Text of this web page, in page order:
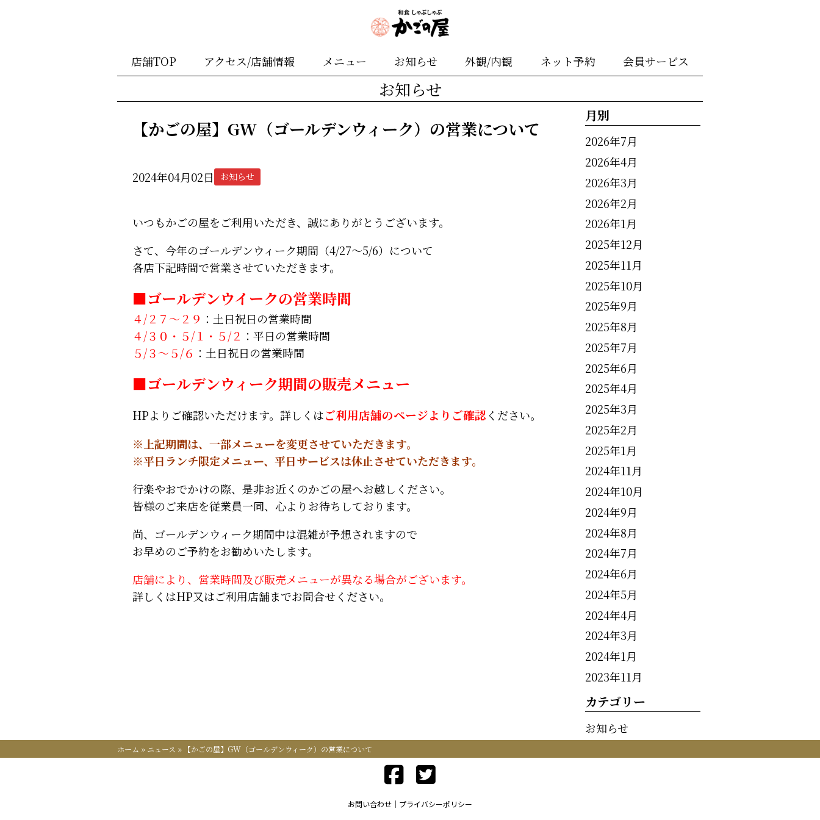
店舗TOP アクセス/店舗情報 メニュー お知らせ 外観/内観 ネット予約 会員サービス
お知らせ
【かごの屋】GW（ゴールデンウィーク）の営業について
2024年04月02日 お知らせ
いつもかごの屋をご利用いただき、誠にありがとうございます。
さて、今年のゴールデンウィーク期間（4/27～5/6）について
各店下記時間で営業させていただきます。
■ゴールデンウイークの営業時間
４/２７～２９ ：土日祝日の営業時間
４/３０・５/１・５/２ ：平日の営業時間
５/３～５/６ ：土日祝日の営業時間
■ゴールデンウィーク期間の販売メニュー
HPよりご確認いただけます。詳しくはご利用店舗のページよりご確認 ください。
※上記期間は、一部メニューを変更させていただきます。
※平日ランチ限定メニュー、平日サービスは休止させていただきます。
行楽やおでかけの際、是非お近くのかごの屋へお越しください。
皆様のご来店を従業員一同、心よりお待ちしております。
尚、ゴールデンウィーク期間中は混雑が予想されますので
お早めのご予約をお勧めいたします。
店舗により、営業時間及び販売メニューが異なる場合がございます。
詳しくはHP又はご利用店舗までお問合せください。
月別
2026年7月
2026年4月
2026年3月
2026年2月
2026年1月
2025年12月
2025年11月
2025年10月
2025年9月
2025年8月
2025年7月
2025年6月
2025年4月
2025年3月
2025年2月
2025年1月
2024年11月
2024年10月
2024年9月
2024年8月
2024年7月
2024年6月
2024年5月
2024年4月
2024年3月
2024年1月
2023年11月
カテゴリー
お知らせ
ホーム » ニュース » 【かごの屋】GW（ゴールデンウィーク）の営業について
お問い合わせ プライバシーポリシー